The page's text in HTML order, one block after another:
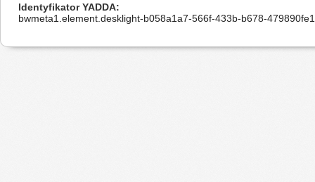
Identyfikator YADDA
bwmeta1.element.desklight-b058a1a7-566f-433b-b678-